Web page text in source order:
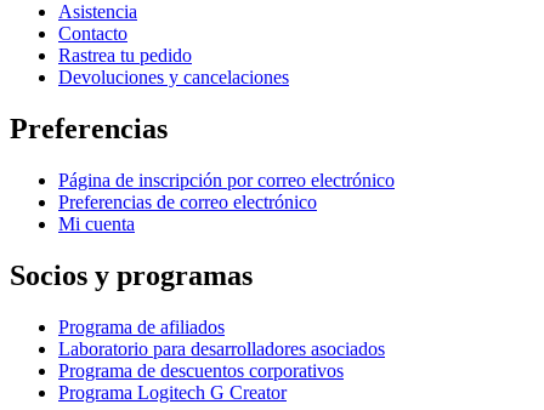
Asistencia
Contacto
Rastrea tu pedido
Devoluciones y cancelaciones
Preferencias
Página de inscripción por correo electrónico
Preferencias de correo electrónico
Mi cuenta
Socios y programas
Programa de afiliados
Laboratorio para desarrolladores asociados
Programa de descuentos corporativos
Programa Logitech G Creator